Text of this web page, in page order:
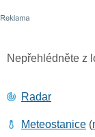
Nepřehlédněte z
Radar
Meteostanice (